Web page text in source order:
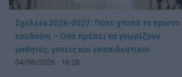
Σχολεία 2026-2027: Πότε χτυπά το πρώτο
κουδούνι – Όσα πρέπει να γνωρίζουν
μαθητές, γονείς και εκπαιδευτικοί
04/08/2026 - 16:28